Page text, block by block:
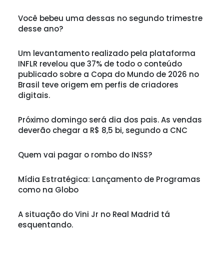
Você bebeu uma dessas no segundo trimestre
desse ano?
Um levantamento realizado pela plataforma
INFLR revelou que 37% de todo o conteúdo
publicado sobre a Copa do Mundo de 2026 no
Brasil teve origem em perfis de criadores
digitais.
Próximo domingo será dia dos pais. As vendas
deverão chegar a R$ 8,5 bi, segundo a CNC
Quem vai pagar o rombo do INSS?
Mídia Estratégica: Lançamento de Programas
como na Globo
A situação do Vini Jr no Real Madrid tá
esquentando.